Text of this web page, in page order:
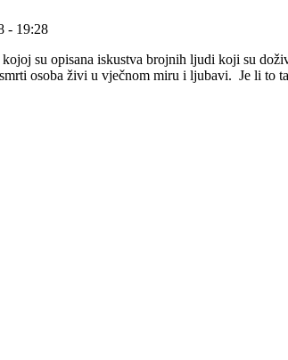
- 19:28
su opisana iskustva brojnih ljudi koji su
osoba živi u vječnom miru i ljubavi. Je li